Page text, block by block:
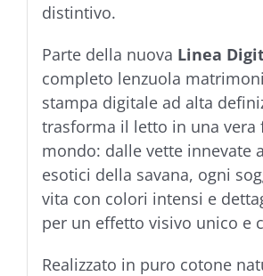
distintivo.
Parte della nuova Linea
completo lenzuola
stampa digitale ad alta
trasforma il letto in una vera
mondo: dalle vette innevate
esotici della savana, ogni
vita con colori intensi e
per un effetto visivo unico e
Realizzato in puro cotone